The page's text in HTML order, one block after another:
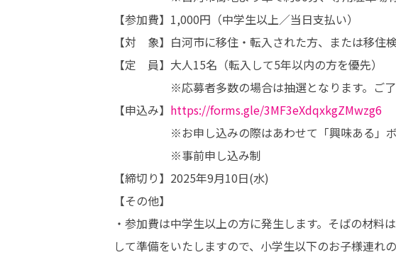
【参加費】1,000円（中学生以上／当日支払い）
【対　象】白河市に移住・転入された方、または移住
【定　員】大人15名（転入して5年以内の方を優先）
※応募者多数の場合は抽選となります。ご了承
【申込み】 https://forms.gle/3MF3eXdqxkgZMwzg6
※お申し込みの際はあわせて「興味ある」ボタ
※事前申し込み制
【締切り】2025年9月10日(水)
【その他】
・参加費は中学生以上の方に発生します。そばの材料
して準備をいたしますので、小学生以下のお子様連れ